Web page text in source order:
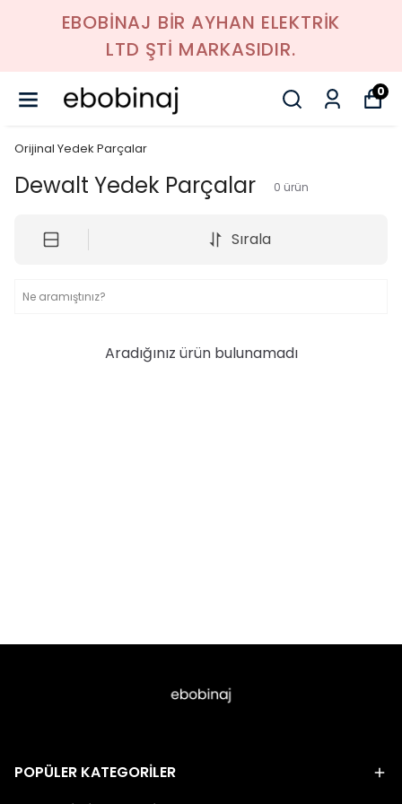
EBOBİNAJ BİR AYHAN ELEKTRİK
LTD ŞTİ MARKASIDIR.
0
Orijinal Yedek Parçalar
Dewalt Yedek Parçalar 0 ürün
Sırala
Aradığınız ürün bulunamadı
POPÜLER KATEGORİLER